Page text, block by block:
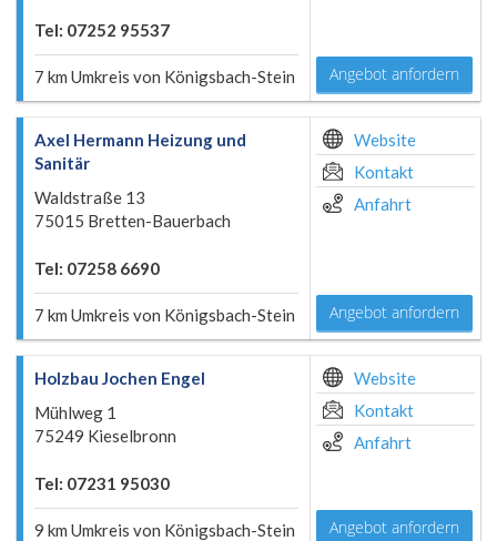
Tel: 07252 95537
7 km Umkreis von Königsbach-Stein Angebot anfordern
Axel Hermann Heizung und
Sanitär
Waldstraße 13
75015 Bretten-Bauerbach
Tel: 07258 6690
7 km Umkreis von Königsbach-Stein
Website
Kontakt
Anfahrt
Angebot anfordern
Holzbau Jochen Engel
Mühlweg 1
75249 Kieselbronn
Tel: 07231 95030
9 km Umkreis von Königsbach-Stein
Website
Kontakt
Anfahrt
Angebot anfordern